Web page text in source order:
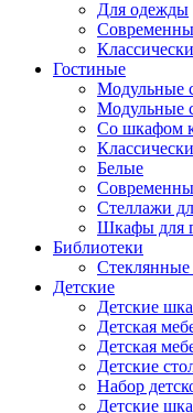
Для одежды
Гостиные
Модульные
Модульные
Со шкафом
Белые
Стеллажи
Шкафы для
Библиотеки
Детские
Детские
Детская
Детская
Детские
Набор
Детские